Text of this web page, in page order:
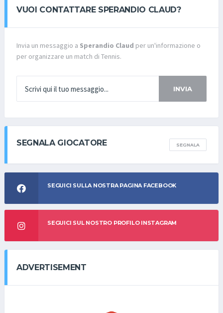
VUOI CONTATTARE SPERANDIO CLAUD?
Invia un messaggio a Sperandio Claud per un'informazione o
per organizzare un match di Tennis.
INVIA
SEGNALA GIOCATORE SEGNALA
SEGUICI SULLA NOSTRA PAGINA FACEBOOK
SEGUICI SUL NOSTRO PROFILO INSTAGRAM
ADVERTISEMENT